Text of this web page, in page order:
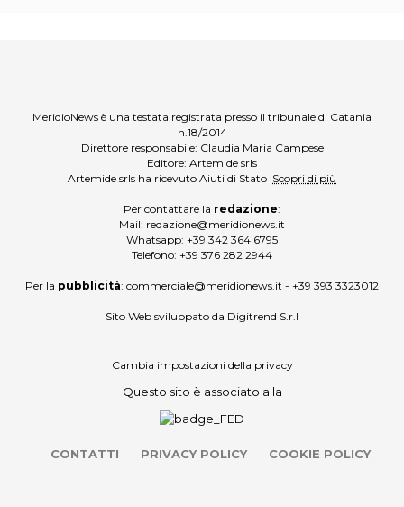
MeridioNews è una testata registrata presso il tribunale di Catania
n.18/2014
Direttore responsabile: Claudia Maria Campese
Editore: Artemide srls
Artemide srls ha ricevuto Aiuti di Stato Scopri di più
Per contattare la redazione:
Mail: redazione@meridionews.it
Whatsapp: +39 342 364 6795
Telefono: +39 376 282 2944
Per la pubblicità: commerciale@meridionews.it - +39 393 3323012
Sito Web sviluppato da Digitrend S.r.l
Cambia impostazioni della privacy
Questo sito è associato alla
CONTATTI PRIVACY POLICY COOKIE POLICY